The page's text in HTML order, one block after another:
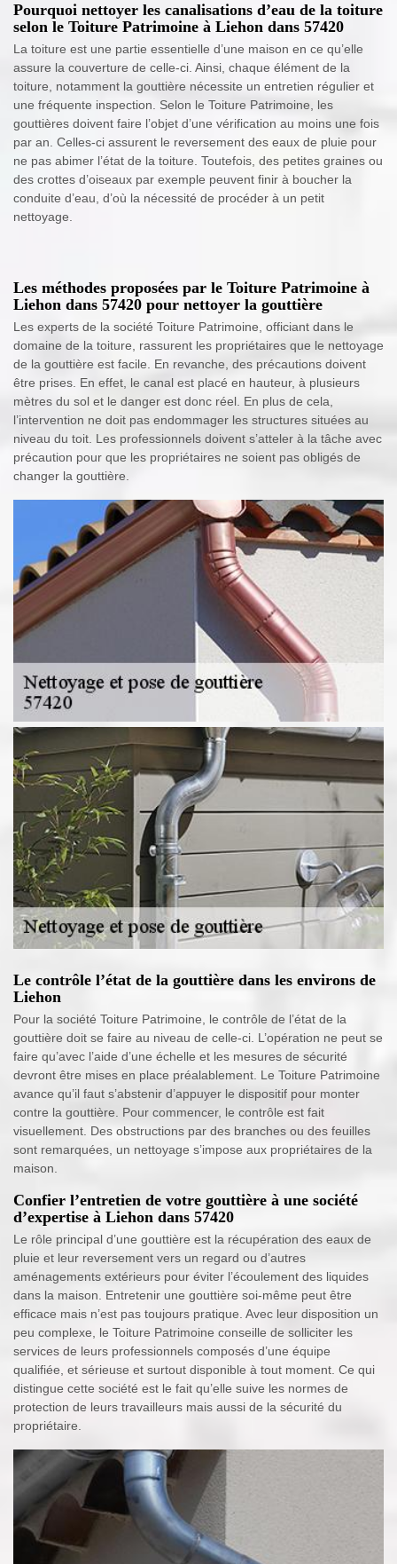
Pourquoi nettoyer les canalisations d’eau de la toiture
selon le Toiture Patrimoine à Liehon dans 57420
La toiture est une partie essentielle d’une maison en ce qu’elle
assure la couverture de celle-ci. Ainsi, chaque élément de la
toiture, notamment la gouttière nécessite un entretien régulier et
une fréquente inspection. Selon le Toiture Patrimoine, les
gouttières doivent faire l’objet d’une vérification au moins une fois
par an. Celles-ci assurent le reversement des eaux de pluie pour
ne pas abimer l’état de la toiture. Toutefois, des petites graines ou
des crottes d’oiseaux par exemple peuvent finir à boucher la
conduite d’eau, d’où la nécessité de procéder à un petit
nettoyage.
Les méthodes proposées par le Toiture Patrimoine à
Liehon dans 57420 pour nettoyer la gouttière
Les experts de la société Toiture Patrimoine, officiant dans le
domaine de la toiture, rassurent les propriétaires que le nettoyage
de la gouttière est facile. En revanche, des précautions doivent
être prises. En effet, le canal est placé en hauteur, à plusieurs
mètres du sol et le danger est donc réel. En plus de cela,
l’intervention ne doit pas endommager les structures situées au
niveau du toit. Les professionnels doivent s’atteler à la tâche avec
précaution pour que les propriétaires ne soient pas obligés de
changer la gouttière.
Le contrôle l’état de la gouttière dans les environs de
Liehon
Pour la société Toiture Patrimoine, le contrôle de l’état de la
gouttière doit se faire au niveau de celle-ci. L’opération ne peut se
faire qu’avec l’aide d’une échelle et les mesures de sécurité
devront être mises en place préalablement. Le Toiture Patrimoine
avance qu’il faut s’abstenir d’appuyer le dispositif pour monter
contre la gouttière. Pour commencer, le contrôle est fait
visuellement. Des obstructions par des branches ou des feuilles
sont remarquées, un nettoyage s’impose aux propriétaires de la
maison.
Confier l’entretien de votre gouttière à une société
d’expertise à Liehon dans 57420
Le rôle principal d’une gouttière est la récupération des eaux de
pluie et leur reversement vers un regard ou d’autres
aménagements extérieurs pour éviter l’écoulement des liquides
dans la maison. Entretenir une gouttière soi-même peut être
efficace mais n’est pas toujours pratique. Avec leur disposition un
peu complexe, le Toiture Patrimoine conseille de solliciter les
services de leurs professionnels composés d’une équipe
qualifiée, et sérieuse et surtout disponible à tout moment. Ce qui
distingue cette société est le fait qu’elle suive les normes de
protection de leurs travailleurs mais aussi de la sécurité du
propriétaire.